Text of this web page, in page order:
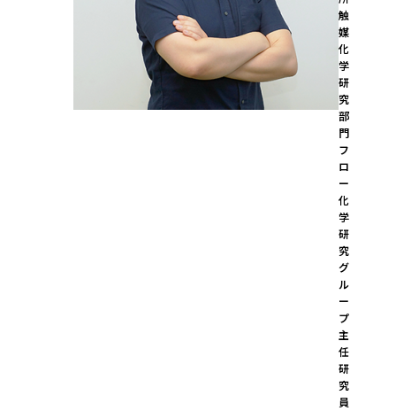
触
媒
化
学
研
究
部
門
フ
ロ
ー
化
学
研
究
グ
ル
ー
プ
主
任
研
究
員